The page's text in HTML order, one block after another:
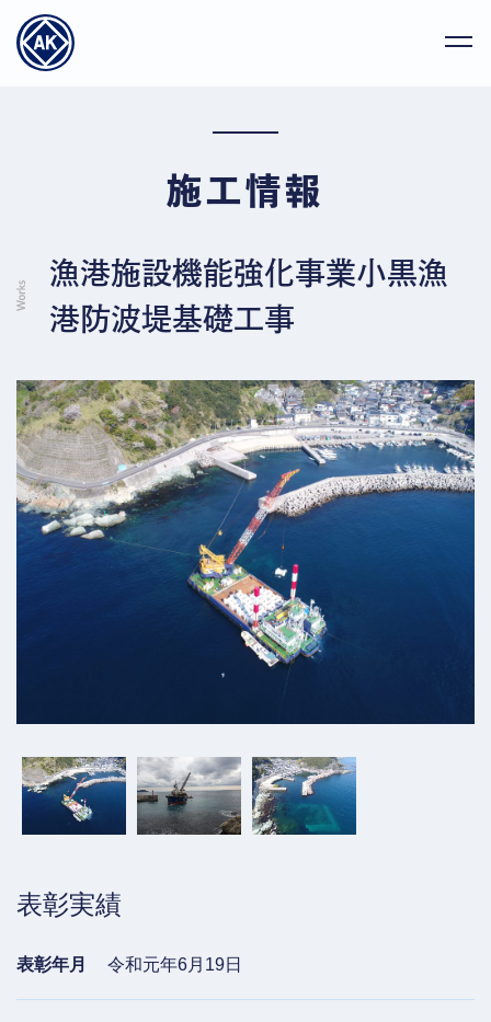
施工情報
漁港施設機能強化事業小黒漁
港防波堤基礎工事
表彰実績
表彰年月 令和元年6月19日